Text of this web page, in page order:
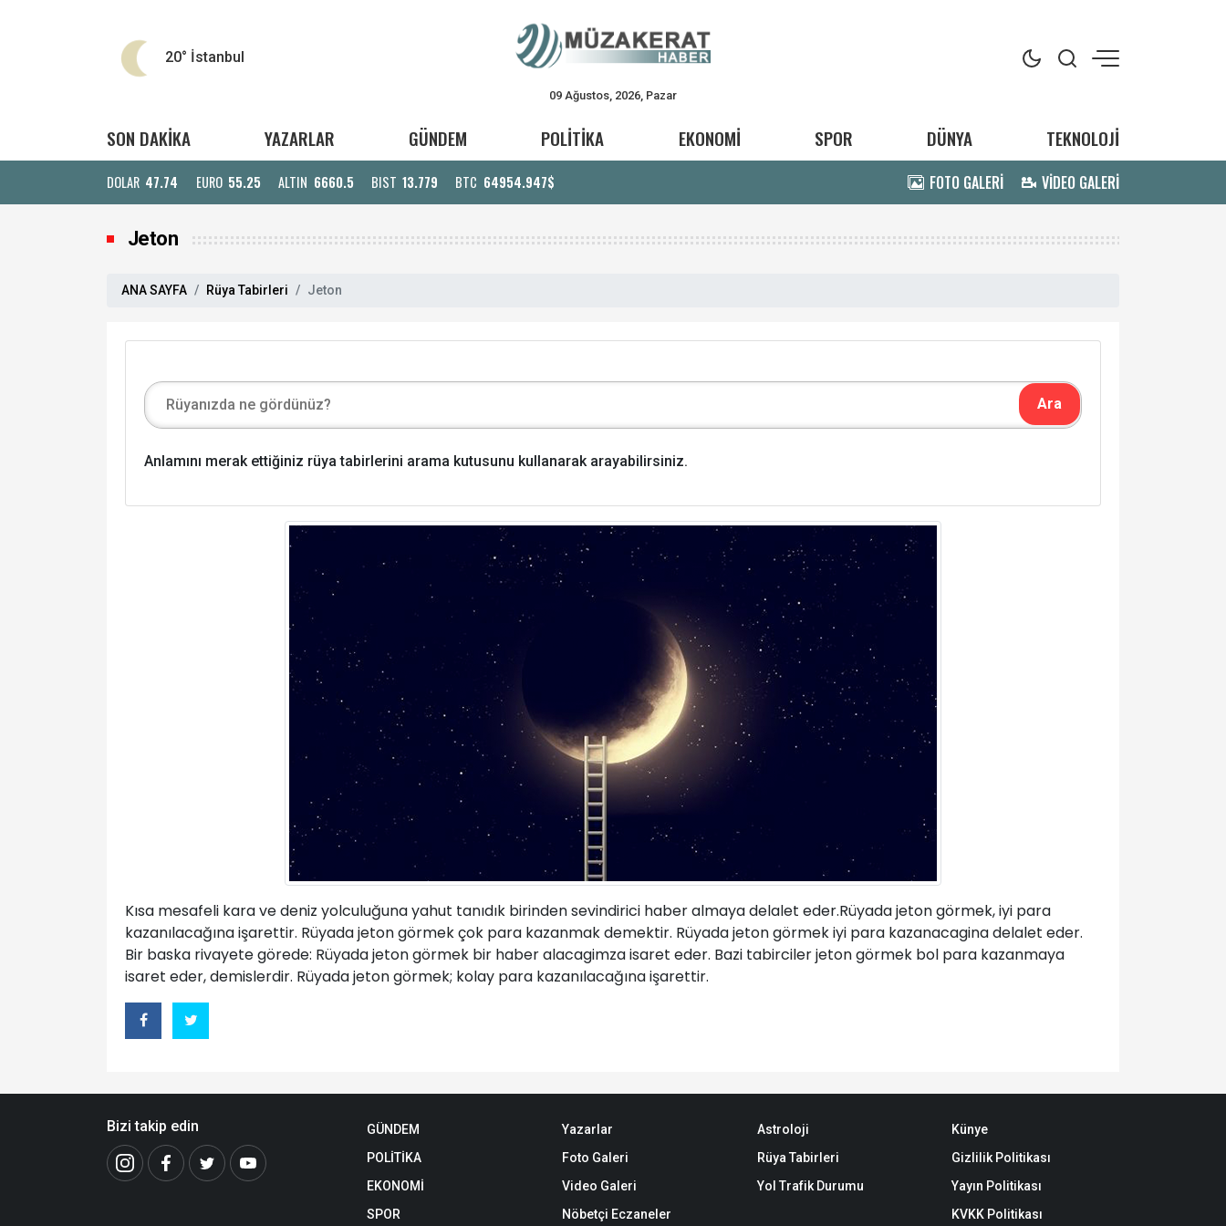
20° İstanbul
09 Ağustos, 2026, Pazar
SON DAKİKA YAZARLAR GÜNDEM POLİTİKA EKONOMİ SPOR DÜNYA TEKNOLOJİ
DOLAR 47.74 EURO 55.25 ALTIN 6660.5 BIST 13.779 BTC 64954.947$ FOTO GALERİ VİDEO GALERİ
Jeton
ANA SAYFA Rüya Tabirleri Jeton
Anlamını merak ettiğiniz rüya tabirlerini arama kutusunu kullanarak arayabilirsiniz.
Kısa mesafeli kara ve deniz yolculuğuna yahut tanıdık birinden sevindirici haber almaya delalet eder.Rüyada jeton görmek, iyi para
kazanılacağına işarettir. Rüyada jeton görmek çok para kazanmak demektir. Rüyada jeton görmek iyi para kazanacagina delalet eder.
Bir baska rivayete görede: Rüyada jeton görmek bir haber alacagimza isaret eder. Bazi tabirciler jeton görmek bol para kazanmaya
isaret eder, demislerdir. Rüyada jeton görmek; kolay para kazanılacağına işarettir.
Bizi takip edin
GÜNDEM
POLİTİKA
EKONOMİ
SPOR
Yazarlar
Foto Galeri
Video Galeri
Nöbetçi Eczaneler
Astroloji
Rüya Tabirleri
Yol Trafik Durumu
Künye
Gizlilik Politikası
Yayın Politikası
KVKK Politikası